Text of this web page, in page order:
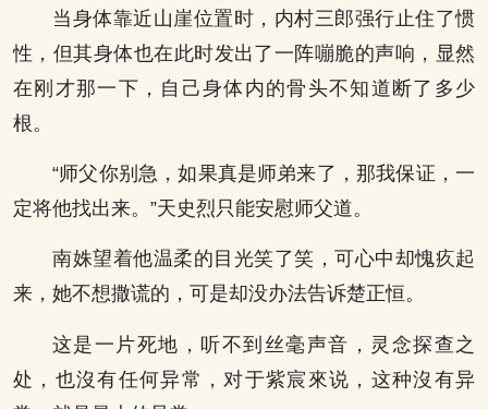
当身体靠近山崖位置时，内村三郎强行止住了惯
性，但其身体也在此时发出了一阵嘣脆的声响，显然
在刚才那一下，自己身体内的骨头不知道断了多少
根。
“师父你别急，如果真是师弟来了，那我保证，一
定将他找出来。”天史烈只能安慰师父道。
南姝望着他温柔的目光笑了笑，可心中却愧疚起
来，她不想撒谎的，可是却没办法告诉楚正恒。
这是一片死地，听不到丝毫声音，灵念探查之
处，也沒有任何异常，对于紫宸來说，这种沒有异